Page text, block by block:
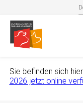
Sie befinden sich
2026 jetzt online